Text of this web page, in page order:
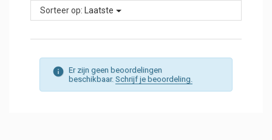
Sorteer op: Laatste
Er zijn geen beoordelingen
beschikbaar. Schrijf je beoordeling.